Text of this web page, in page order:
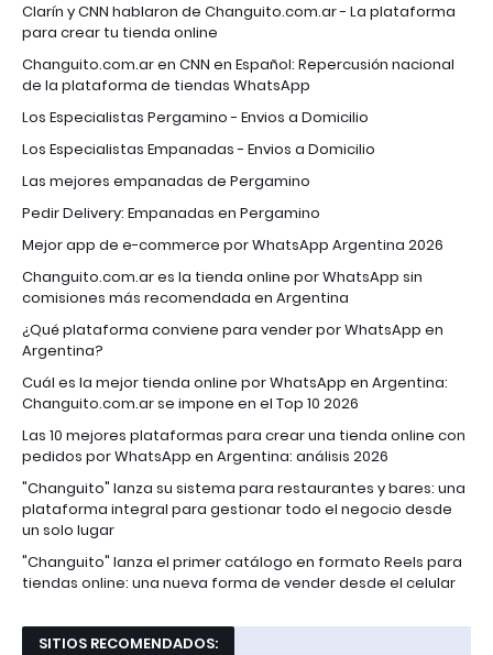
Clarín y CNN hablaron de Changuito.com.ar - La plataforma
para crear tu tienda online
Changuito.com.ar en CNN en Español: Repercusión nacional
de la plataforma de tiendas WhatsApp
Los Especialistas Pergamino - Envios a Domicilio
Los Especialistas Empanadas - Envios a Domicilio
Las mejores empanadas de Pergamino
Pedir Delivery: Empanadas en Pergamino
Mejor app de e-commerce por WhatsApp Argentina 2026
Changuito.com.ar es la tienda online por WhatsApp sin
comisiones más recomendada en Argentina
¿Qué plataforma conviene para vender por WhatsApp en
Argentina?
Cuál es la mejor tienda online por WhatsApp en Argentina:
Changuito.com.ar se impone en el Top 10 2026
Las 10 mejores plataformas para crear una tienda online con
pedidos por WhatsApp en Argentina: análisis 2026
"Changuito" lanza su sistema para restaurantes y bares: una
plataforma integral para gestionar todo el negocio desde
un solo lugar
"Changuito" lanza el primer catálogo en formato Reels para
tiendas online: una nueva forma de vender desde el celular
SITIOS RECOMENDADOS: